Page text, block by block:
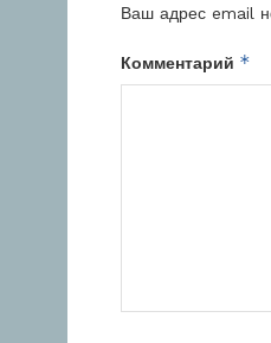
Ваш адрес email
Комментарий *